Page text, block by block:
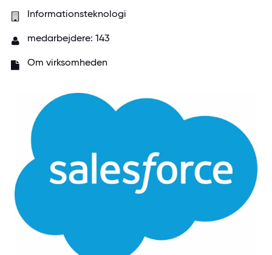
Informationsteknologi
medarbejdere: 143
Om virksomheden